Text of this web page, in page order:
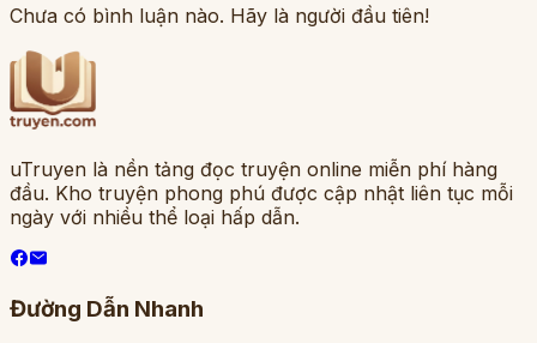
Chưa có bình luận nào. Hãy là người đầu tiên!
uTruyen là nền tảng đọc truyện online miễn phí hàng
đầu. Kho truyện phong phú được cập nhật liên tục mỗi
ngày với nhiều thể loại hấp dẫn.
Đường Dẫn Nhanh